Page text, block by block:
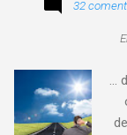
32